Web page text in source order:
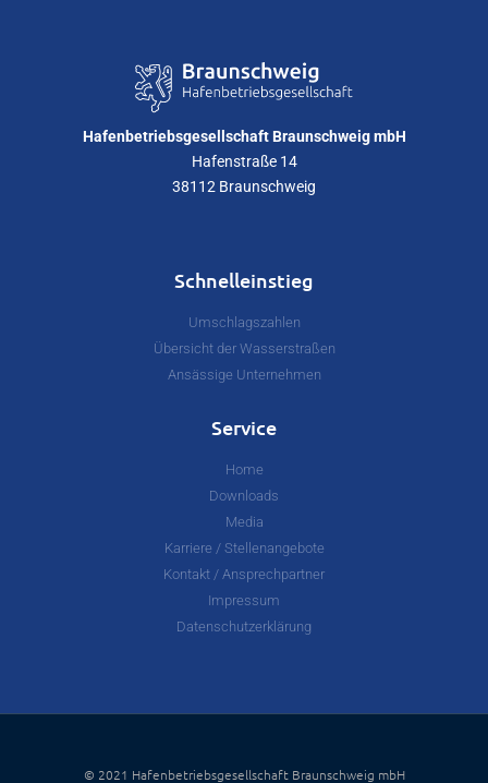
Hafenbetriebsgesellschaft Braunschweig mbH
Hafenstraße 14
38112 Braunschweig
Schnelleinstieg
Umschlagszahlen
Übersicht der Wasserstraßen
Ansässige Unternehmen
Service
Home
Downloads
Media
Karriere / Stellenangebote
Kontakt / Ansprechpartner
Impressum
Datenschutzerklärung
© 2021 Hafenbetriebsgesellschaft Braunschweig mbH